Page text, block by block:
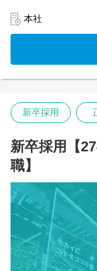
ます。
「ブランド／広告
インフルエンサー
2027年には2023
れております。本
ーベースや公開コ
めのサーチ機能や
られています。
UUUMという誰も
ーディングカンパ
供を行うプロダク
はクリエイターエ
してみたい方、ご
▼「UUUM ONE」
https://
す。
◆◆ UUUMマーケ
業説明会 申し込
以下URLより企業
加は任意です）本
紹介、活躍してい
UUUMマーケティ
でぜひご参加くだ
＜申し込みフォーム
https://
・企業説明会への
エントリーは可能
ます。
・すでに選考終了
ございます。
本社
新卒採用
新卒採用【
職】